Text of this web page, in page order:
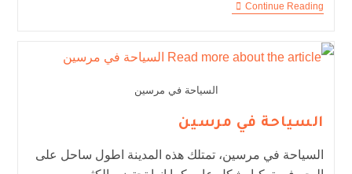
Continue Reading
السياحة في مرسين
السياحة في مرسين
السياحة في مرسين، تمتلك هذه المدينة اطول ساحل على